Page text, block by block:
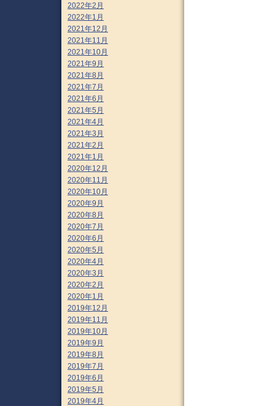
2022年2月
2022年1月
2021年12月
2021年11月
2021年10月
2021年9月
2021年8月
2021年7月
2021年6月
2021年5月
2021年4月
2021年3月
2021年2月
2021年1月
2020年12月
2020年11月
2020年10月
2020年9月
2020年8月
2020年7月
2020年6月
2020年5月
2020年4月
2020年3月
2020年2月
2020年1月
2019年12月
2019年11月
2019年10月
2019年9月
2019年8月
2019年7月
2019年6月
2019年5月
2019年4月